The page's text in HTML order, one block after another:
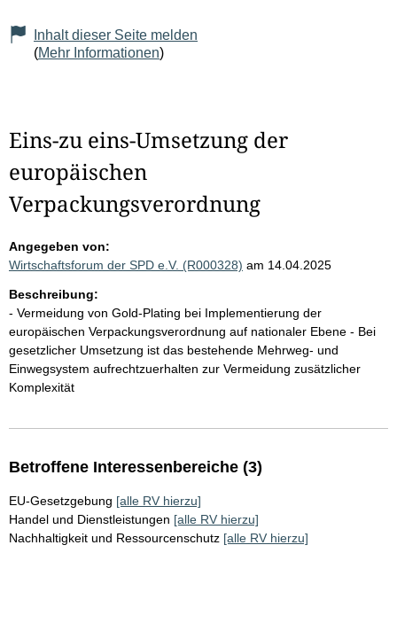
Inhalt dieser Seite melden
(Mehr Informationen)
Eins-zu eins-Umsetzung der
europäischen
Verpackungsverordnung
Angegeben von:
Wirtschaftsforum der SPD e.V. (R000328) am 14.04.2025
Beschreibung:
- Vermeidung von Gold-Plating bei Implementierung der
europäischen Verpackungsverordnung auf nationaler Ebene - Bei
gesetzlicher Umsetzung ist das bestehende Mehrweg- und
Einwegsystem aufrechtzuerhalten zur Vermeidung zusätzlicher
Komplexität
Betroffene Interessenbereiche (3)
EU-Gesetzgebung [alle RV hierzu]
Handel und Dienstleistungen [alle RV hierzu]
Nachhaltigkeit und Ressourcenschutz [alle RV hierzu]